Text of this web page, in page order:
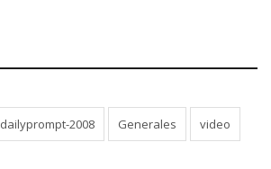
dailyprompt-2008 Generales video